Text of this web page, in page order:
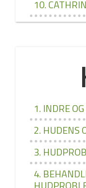
10.
1. INDRE
2. HUDENS
3.
4.